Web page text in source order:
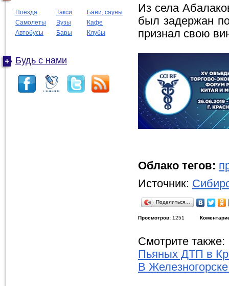
Поезда Такси
Бани, сауны
Самолеты
Вузы
Кафе
Автобусы
Бары Клубы
Будь с нами
Из села
был задержан
признал свою
Облако тегов:
Источник:
Поделиться…
Просмотров: 1251
Смотрите также:
Пьяных ДТП в
В